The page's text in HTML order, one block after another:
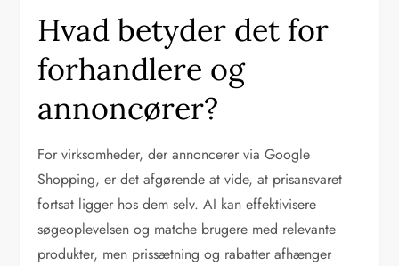
Hvad betyder det for
forhandlere og
annoncører?
For virksomheder, der annoncerer via Google
Shopping, er det afgørende at vide, at prisansvaret
fortsat ligger hos dem selv. AI kan effektivisere
søgeoplevelsen og matche brugere med relevante
produkter, men prissætning og rabatter afhænger